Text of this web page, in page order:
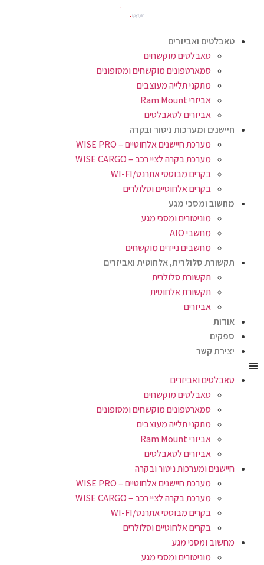
טאבלטים ואביזרים
טאבלטים מוקשחים
סמארטפונים מוקשחים ומסופונים
מתקני תלייה מעוצבים
אביזרי Ram Mount
אביזרים לטאבלטים
חיישנים ומערכות ניטור ובקרה
מערכת חיישנים אלחוטיים – WISE PRO
מערכת בקרה לציי רכב – WISE CARGO
בקרים מבוססי אתרנט/WI-FI
בקרים אלחוטיים וסלולרים
מחשוב ומסכי מגע
מוניטורים ומסכי מגע
מחשבי AIO
מחשבים ניידים מוקשחים
תקשורת סלולרית, אלחוטית ואביזרים
תקשורת סלולרית
תקשורת אלחוטית
אביזרים
אודות
ספקים
יצירת קשר
טאבלטים ואביזרים
טאבלטים מוקשחים
סמארטפונים מוקשחים ומסופונים
מתקני תלייה מעוצבים
אביזרי Ram Mount
אביזרים לטאבלטים
חיישנים ומערכות ניטור ובקרה
מערכת חיישנים אלחוטיים – WISE PRO
מערכת בקרה לציי רכב – WISE CARGO
בקרים מבוססי אתרנט/WI-FI
בקרים אלחוטיים וסלולרים
מחשוב ומסכי מגע
מוניטורים ומסכי מגע